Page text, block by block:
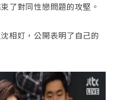
了對同性戀問題的攻堅。
相奵，公開表明了自己的